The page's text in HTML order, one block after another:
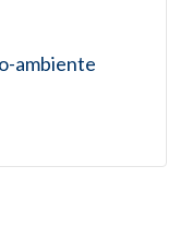
ambiente